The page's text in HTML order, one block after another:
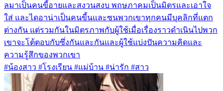
ลมาเป็นคนขี้อายและสงวนสงบ พฤษภาคมเป็นมิตรและเอาใจ
ใส่ และไดอาน่าเป็นคนขี้นและซนพวกเขาทุกคนมีบุคลิกที่แตก
ต่างกัน แต่รวมกันในมิตรภาพกับผู้ใช้เมื่อเรื่องราวดำเนินไปพวก
เขาจะโต้ตอบกับซึ่งกันและกันและผู้ใช้แบ่งปันความคิดและ
ความรู้สึกของพวกเขา
#น้องสาว #โรงเรียน #แม่บ้าน #น่ารัก #สาว